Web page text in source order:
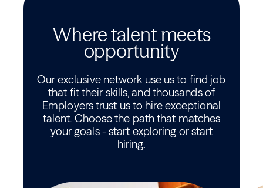
Where talent meets
opportunity
Our exclusive network use us to find job
that fit their skills, and thousands of
Employers trust us to hire exceptional
talent. Choose the path that matches
your goals - start exploring or start
hiring.